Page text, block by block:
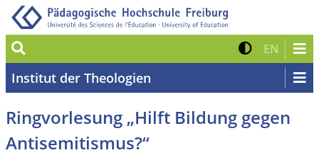
Suche Kontrast
EN Zur
Institut der Theologien
Ringvorlesung „Hilft Bildung gegen
Antisemitismus?“